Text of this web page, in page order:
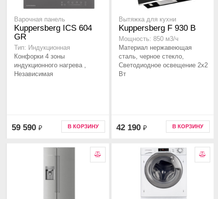
Варочная панель
Kuppersberg ICS 604
GR
Тип: Индукционная
Конфорки 4 зоны
индукционного нагрева ,
Независимая
59 590 ₽ В КОРЗИНУ
Вытяжка для кухни
Kuppersberg F 930 B
Мощность: 850 м3/ч
Материал нержавеющая
сталь, черное стекло,
Светодиодное освещение 2х2
Вт
42 190 ₽ В КОРЗИНУ